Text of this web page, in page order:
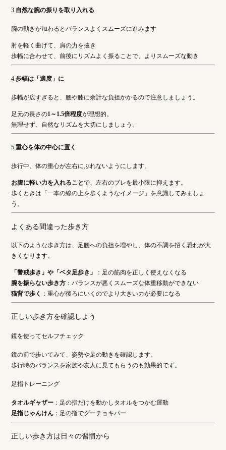
3.自然な腕の振りを取り入れる
腕の動きが加わるとバランスよくスムーズに進みます
肘を軽く曲げて、肩の力を抜き
歩幅に合わせて、前後にリズムよく振ることで、よりスムーズな動き
4.歩幅は「適度」に
歩幅が広すぎると、腰や膝に余計な負担かかるので注意しましょう。
足元の長さの1～1.5倍程度が理想的。
無理せず、自然なリズムを大切にしましょう。
5.重心を体の中心に置く
歩行中、体の重心が左右にぶれないようにします。
お腹に軽い力を入れることで、左右のブレを最小限に抑えます。
歩くときは「一本の線の上を歩くようなイメージ」を意識してみましょ
う。
よくある間違った歩き方
以下のような歩き方は、足腰への負担を増やし、体の不調を招く恐れが大
きくなります。
「警戒歩き」や「ベタ足歩き」
：足の筋肉を正しく使えなくなる
腕を振らない歩き方 ：バランスが悪くスムーズな体重移動ができない
猫背で歩く ：重心が後ろにいくのでより大きい力が必要になる
正しい歩き方を確認しよう
鏡を使ってセルフチェック
鏡の前で歩いてみて、姿勢や足の動きを確認します。
歩行時のバランスを家族や友人に見てもらうのも効果的です。
足指トレーニング
タオルギャザー ：足の指だけを動かしタオルをつかむ運動
足指じゃんけん ：足の指でグーチョキパー
正しい歩き方は日々の習慣から